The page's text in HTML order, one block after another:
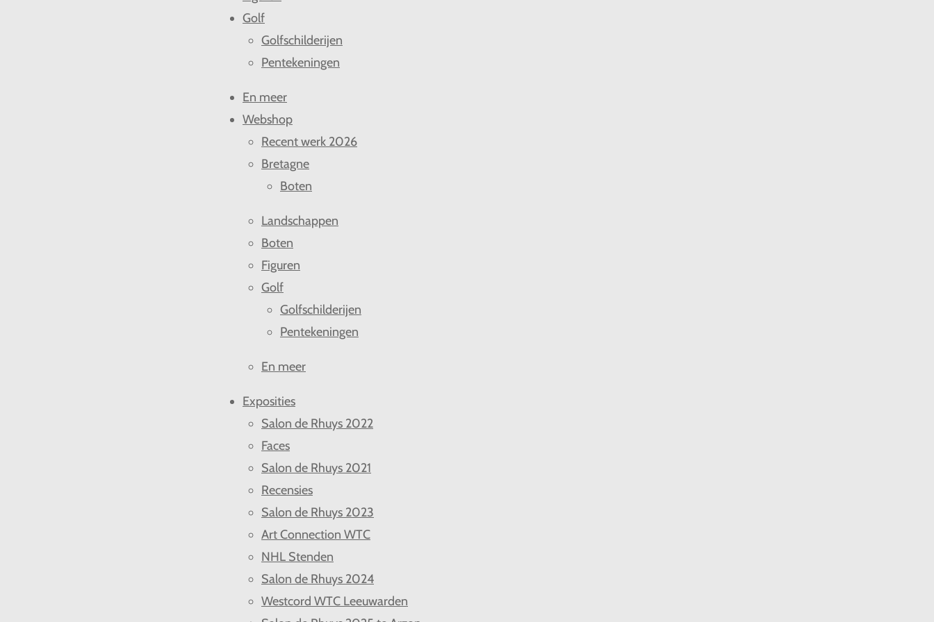
Golf
Golfschilderijen
Pentekeningen
En meer
Webshop
Recent werk 2026
Bretagne
Boten
Landschappen
Boten
Figuren
Golf
Golfschilderijen
Pentekeningen
En meer
Exposities
Salon de Rhuys 2022
Faces
Salon de Rhuys 2021
Recensies
Salon de Rhuys 2023
Art Connection WTC
NHL Stenden
Salon de Rhuys 2024
Westcord WTC Leeuwarden